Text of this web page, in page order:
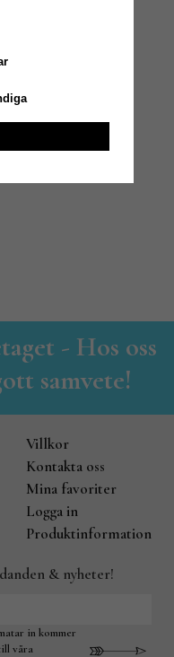
- Hos oss
samvete!
Villkor
Kontakta oss
Mina favoriter
Logga in
Produktinformation
& nyheter!
in kommer
våra